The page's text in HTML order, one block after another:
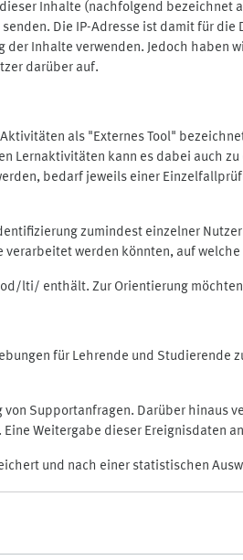
Inhalte (nachfolgend bezeichnet
Die IP-Adresse ist damit für
Inhalte verwenden. Jedoch haben
darüber auf.
als "Externes Tool"
Lernaktivitäten kann es dabei auch
bedarf jeweils einer
zumindest einzelner
werden könnten, auf
lti/ enthält. Zur Orientierung
für Lehrende und Studierende
Supportanfragen. Darüber
Weitergabe dieser Ereignisdaten
und nach einer statistischen